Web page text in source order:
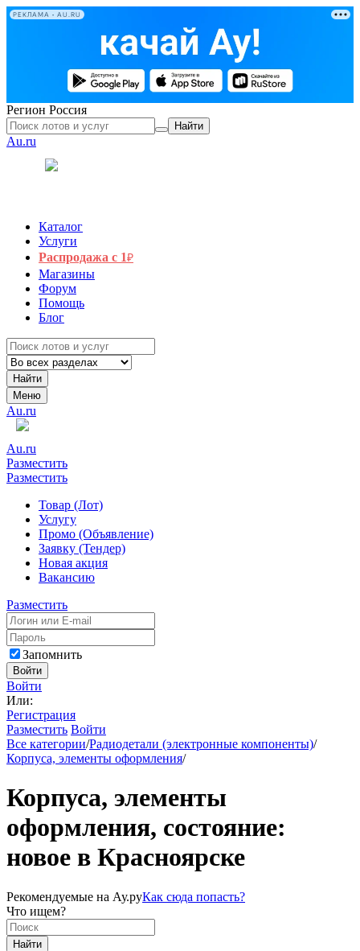
РЕКЛАМА • AU.RU
Регион Россия
Найти
Au.ru
Каталог
Услуги
Распродажа с 1₽
Магазины
Форум
Помощь
Блог
Найти
Меню
Au.ru
Au.ru
Разместить
Разместить
Товар (Лот)
Услугу
Промо (Объявление)
Заявку (Тендер)
Новая акция
Вакансию
Разместить
Запомнить
Войти
Войти
Или:
Регистрация
Разместить Войти
Все категории/Радиодетали (электронные компоненты)/
Корпуса, элементы оформления/
Корпуса, элементы
оформления, состояние:
новое в Красноярске
Рекомендуемые на Ау.руКак сюда попасть?
Что ищем?
Найти